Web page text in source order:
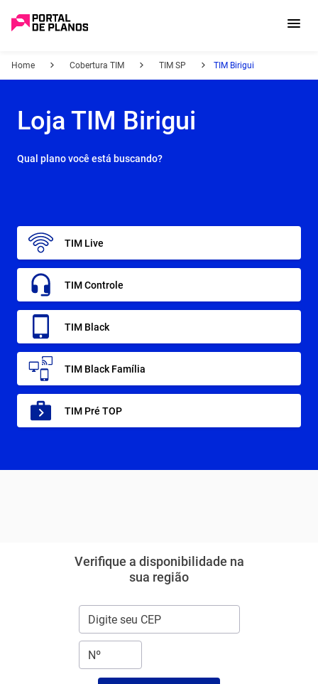
Home Cobertura TIM TIM SP TIM Birigui
Loja TIM Birigui
Qual plano você está buscando?
TIM Live
TIM Controle
TIM Black
TIM Black Família
TIM Pré TOP
Verifique a disponibilidade na
sua região